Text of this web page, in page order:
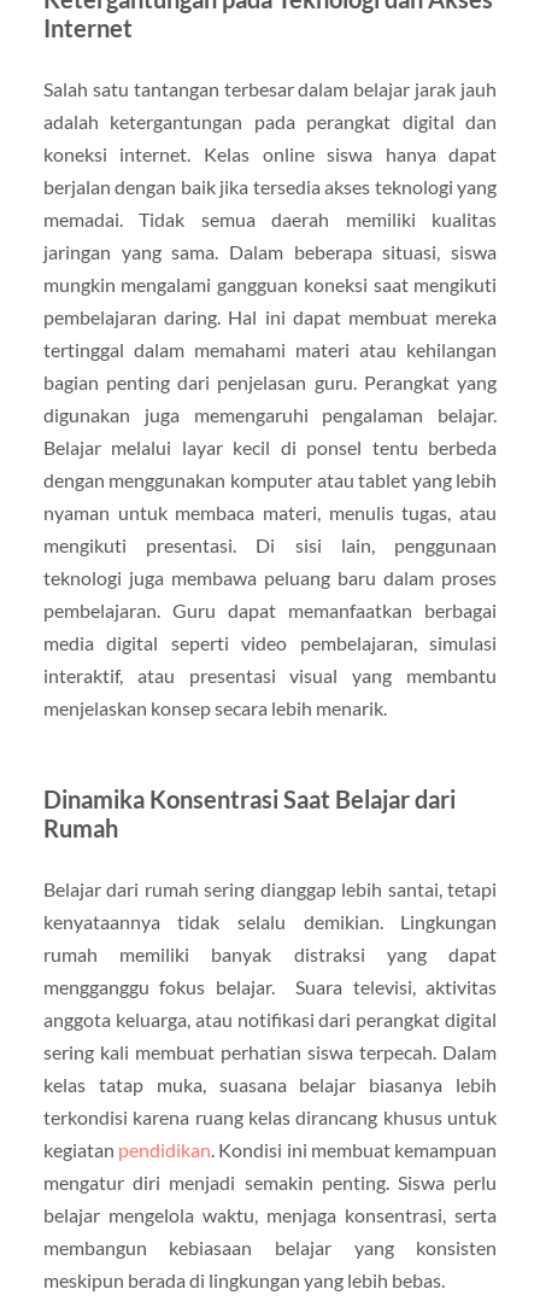
Internet
Salah satu tantangan terbesar dalam belajar jarak jauh
adalah ketergantungan pada perangkat digital dan
koneksi internet. Kelas online siswa hanya dapat
berjalan dengan baik jika tersedia akses teknologi yang
memadai. Tidak semua daerah memiliki kualitas
jaringan yang sama. Dalam beberapa situasi, siswa
mungkin mengalami gangguan koneksi saat mengikuti
pembelajaran daring. Hal ini dapat membuat mereka
tertinggal dalam memahami materi atau kehilangan
bagian penting dari penjelasan guru. Perangkat yang
digunakan juga memengaruhi pengalaman belajar.
Belajar melalui layar kecil di ponsel tentu berbeda
dengan menggunakan komputer atau tablet yang lebih
nyaman untuk membaca materi, menulis tugas, atau
mengikuti presentasi. Di sisi lain, penggunaan
teknologi juga membawa peluang baru dalam proses
pembelajaran. Guru dapat memanfaatkan berbagai
media digital seperti video pembelajaran, simulasi
interaktif, atau presentasi visual yang membantu
menjelaskan konsep secara lebih menarik.
Dinamika Konsentrasi Saat Belajar dari
Rumah
Belajar dari rumah sering dianggap lebih santai, tetapi
kenyataannya tidak selalu demikian. Lingkungan
rumah memiliki banyak distraksi yang dapat
mengganggu fokus belajar. Suara televisi, aktivitas
anggota keluarga, atau notifikasi dari perangkat digital
sering kali membuat perhatian siswa terpecah. Dalam
kelas tatap muka, suasana belajar biasanya lebih
terkondisi karena ruang kelas dirancang khusus untuk
kegiatan pendidikan . Kondisi ini membuat kemampuan
mengatur diri menjadi semakin penting. Siswa perlu
belajar mengelola waktu, menjaga konsentrasi, serta
membangun kebiasaan belajar yang konsisten
meskipun berada di lingkungan yang lebih bebas.